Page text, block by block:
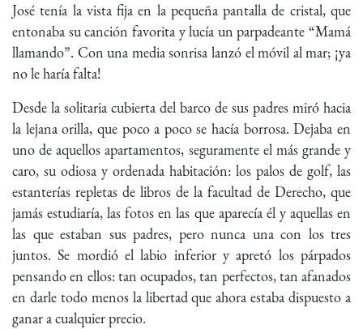
José tenía la vista fija en la pequeña pantalla de cristal, que
entonaba su canción favorita y lucía un parpadeante “Mamá
llamando”. Con una media sonrisa lanzó el móvil al mar; ¡ya
no le haría falta!
Desde la solitaria cubierta del barco de sus padres miró hacia
la lejana orilla, que poco a poco se hacía borrosa. Dejaba en
uno de aquellos apartamentos, seguramente el más grande y
caro, su odiosa y ordenada habitación: los palos de golf, las
estanterías repletas de libros de la facultad de Derecho, que
jamás estudiaría, las fotos en las que aparecía él y aquellas en
las que estaban sus padres, pero nunca una con los tres
juntos. Se mordió el labio inferior y apretó los párpados
pensando en ellos: tan ocupados, tan perfectos, tan afanados
en darle todo menos la libertad que ahora estaba dispuesto a
ganar a cualquier precio.